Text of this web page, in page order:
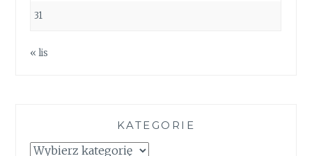
31
« lis
KATEGORIE
Kategorie